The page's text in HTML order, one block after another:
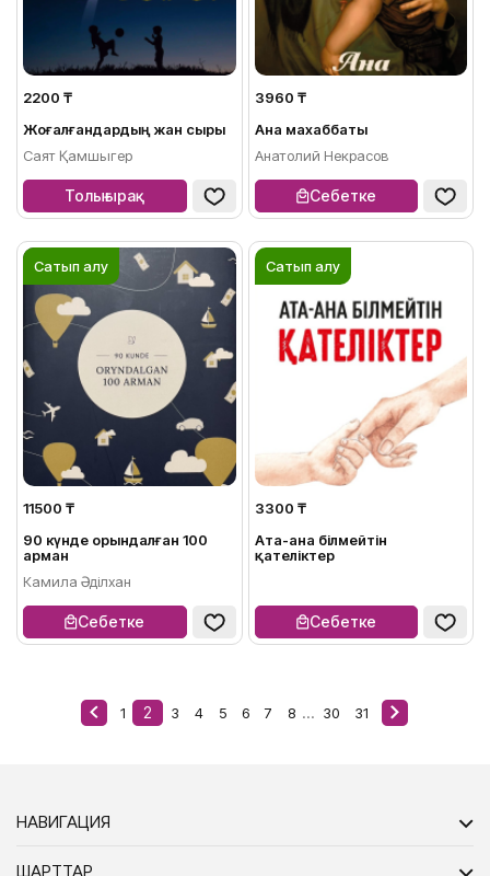
2200 ₸
Жоғалғандардың жан сыры
Саят Қамшыгер
Толығырақ
3960 ₸
Ана махаббаты
Анатолий Некрасов
Себетке
Сатып алу
11500 ₸
90 күнде орындалған 100
арман
Камила Әділхан
Себетке
Сатып алу
3300 ₸
Ата-ана білмейтін
қателіктер
Себетке
1 2 3 4 5 6 7 8 ... 30 31
НАВИГАЦИЯ
ШАРТТАР